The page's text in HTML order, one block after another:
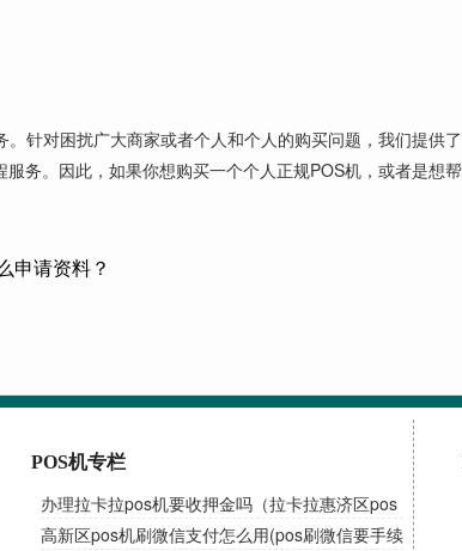
针对困扰广大商家或者个人和个人的购买问题，我们提供
务。因此，如果你想购买一个个人正规POS机，或者是想
申请资料？
POS机专栏
办理拉卡拉pos机要收押金吗（拉卡拉惠济区pos
机需要交押金吗）
高新区pos机刷微信支付怎么用(pos刷微信要手续